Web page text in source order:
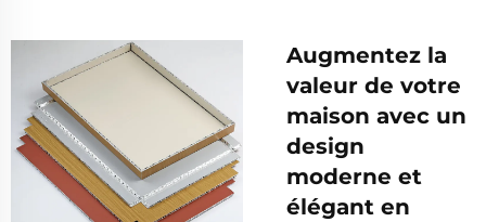
Augmentez la
valeur de votre
maison avec un
design
moderne et
élégant en